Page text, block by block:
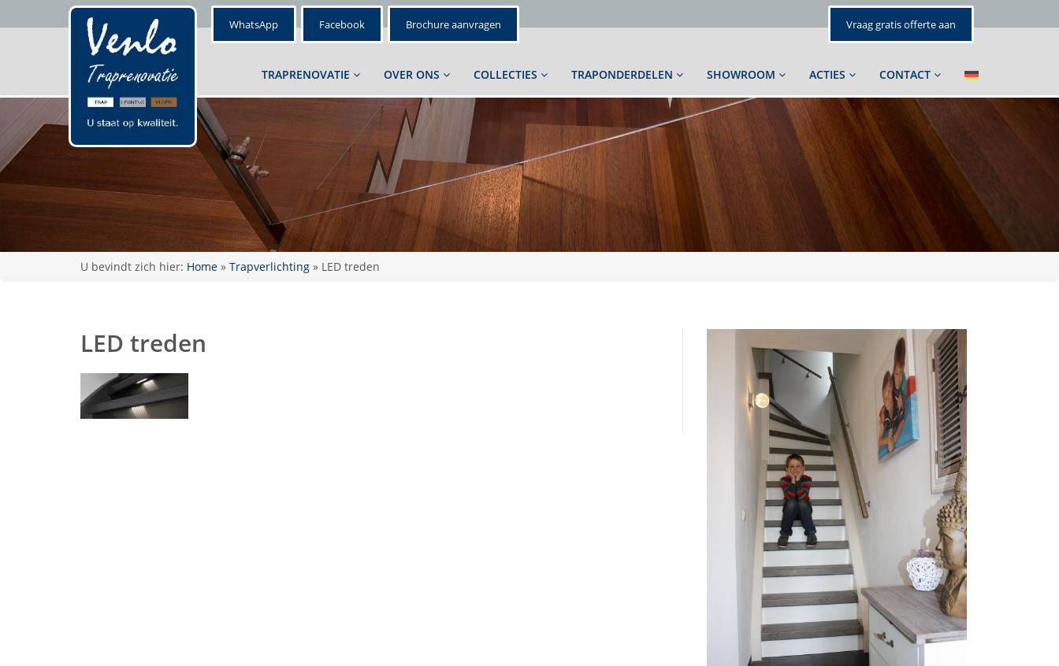
WhatsApp Facebook Brochure aanvragen Vraag gratis offerte aan
TRAPRENOVATIE OVER ONS COLLECTIES TRAPONDERDELEN SHOWROOM ACTIES CONTACT
U bevindt zich hier: Home » Trapverlichting » LED treden
LED treden